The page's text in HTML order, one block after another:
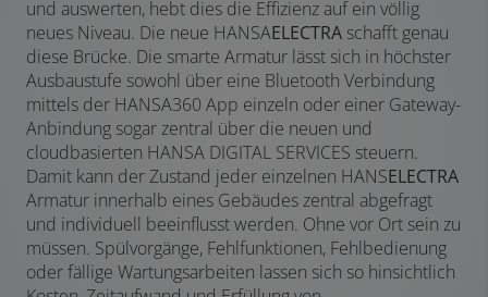
und auswerten, hebt dies die Effizienz auf ein völlig
neues Niveau. Die neue HANSAELECTRA schafft genau
diese Brücke. Die smarte Armatur lässt sich in höchster
Ausbaustufe sowohl über eine Bluetooth Verbindung
mittels der HANSA360 App einzeln oder einer Gateway-
Anbindung sogar zentral über die neuen und
cloudbasierten HANSA DIGITAL SERVICES steuern.
Damit kann der Zustand jeder einzelnen HANSELECTRA
Armatur innerhalb eines Gebäudes zentral abgefragt
und individuell beeinflusst werden. Ohne vor Ort sein zu
müssen. Spülvorgänge, Fehlfunktionen, Fehlbedienung
oder fällige Wartungsarbeiten lassen sich so hinsichtlich